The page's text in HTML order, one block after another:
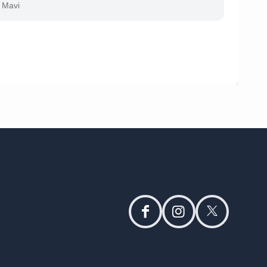
Mavi
facebookinstagramtwitter